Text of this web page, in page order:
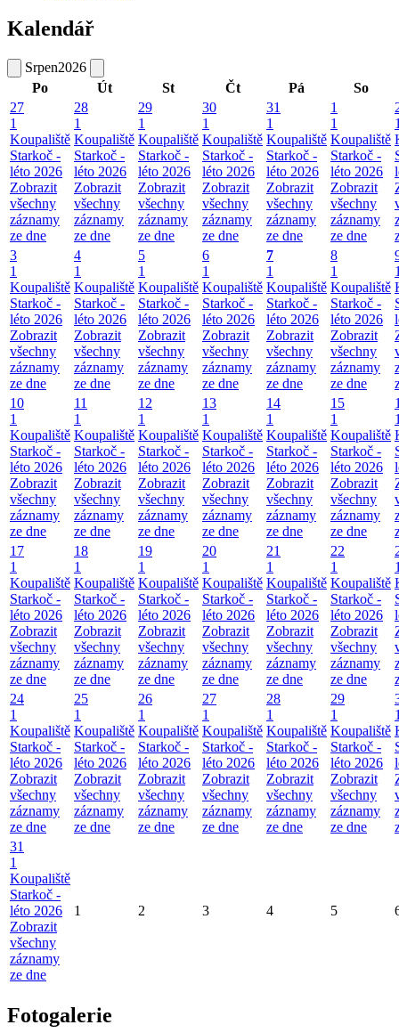
Kalendář
Srpen2026
Po
Út St Čt Pá
So
27
1
Koupaliště
Starkoč -
léto 2026
Zobrazit
všechny
záznamy
ze dne
28
1
Koupaliště
Starkoč -
léto 2026
Zobrazit
všechny
záznamy
ze dne
29
1
Koupaliště
Starkoč -
léto 2026
Zobrazit
všechny
záznamy
ze dne
30
1
Koupaliště
Starkoč -
léto 2026
Zobrazit
všechny
záznamy
ze dne
31
1
Koupaliště
Starkoč -
léto 2026
Zobrazit
všechny
záznamy
ze dne
1
1
Koupaliště
Starkoč -
léto 2026
Zobrazit
všechny
záznamy
ze dne
3
1
Koupaliště
Starkoč -
léto 2026
Zobrazit
všechny
záznamy
ze dne
4
1
Koupaliště
Starkoč -
léto 2026
Zobrazit
všechny
záznamy
ze dne
5
1
Koupaliště
Starkoč -
léto 2026
Zobrazit
všechny
záznamy
ze dne
6
1
Koupaliště
Starkoč -
léto 2026
Zobrazit
všechny
záznamy
ze dne
7
1
Koupaliště
Starkoč -
léto 2026
Zobrazit
všechny
záznamy
ze dne
8
1
Koupaliště
Starkoč -
léto 2026
Zobrazit
všechny
záznamy
ze dne
10
1
Koupaliště
Starkoč -
léto 2026
Zobrazit
všechny
záznamy
ze dne
11
1
Koupaliště
Starkoč -
léto 2026
Zobrazit
všechny
záznamy
ze dne
12
1
Koupaliště
Starkoč -
léto 2026
Zobrazit
všechny
záznamy
ze dne
13
1
Koupaliště
Starkoč -
léto 2026
Zobrazit
všechny
záznamy
ze dne
14
1
Koupaliště
Starkoč -
léto 2026
Zobrazit
všechny
záznamy
ze dne
15
1
Koupaliště
Starkoč -
léto 2026
Zobrazit
všechny
záznamy
ze dne
17
1
Koupaliště
Starkoč -
léto 2026
Zobrazit
všechny
záznamy
ze dne
18
1
Koupaliště
Starkoč -
léto 2026
Zobrazit
všechny
záznamy
ze dne
19
1
Koupaliště
Starkoč -
léto 2026
Zobrazit
všechny
záznamy
ze dne
20
1
Koupaliště
Starkoč -
léto 2026
Zobrazit
všechny
záznamy
ze dne
21
1
Koupaliště
Starkoč -
léto 2026
Zobrazit
všechny
záznamy
ze dne
22
1
Koupaliště
Starkoč -
léto 2026
Zobrazit
všechny
záznamy
ze dne
24
1
Koupaliště
Starkoč -
léto 2026
Zobrazit
všechny
záznamy
ze dne
25
1
Koupaliště
Starkoč -
léto 2026
Zobrazit
všechny
záznamy
ze dne
26
1
Koupaliště
Starkoč -
léto 2026
Zobrazit
všechny
záznamy
ze dne
27
1
Koupaliště
Starkoč -
léto 2026
Zobrazit
všechny
záznamy
ze dne
28
1
Koupaliště
Starkoč -
léto 2026
Zobrazit
všechny
záznamy
ze dne
29
1
Koupaliště
Starkoč -
léto 2026
Zobrazit
všechny
záznamy
ze dne
31
1
Koupaliště
Starkoč -
léto 2026
Zobrazit
všechny
záznamy
ze dne
1 2 3 4 5
Fotogalerie